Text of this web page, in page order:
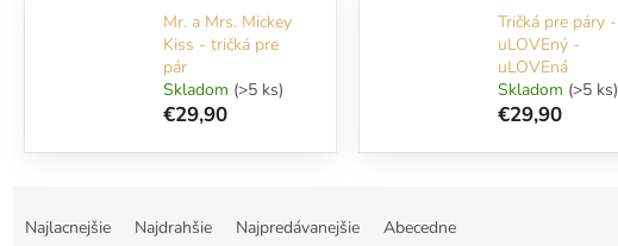
Mr. a Mrs. Mickey
Kiss - tričká pre
pár
Skladom (>5 ks)
€29,90
Tričká pre páry -
uLOVEný -
uLOVEná
Skladom (>5 ks)
€29,90
Najlacnejšie Najdrahšie Najpredávanejšie Abecedne